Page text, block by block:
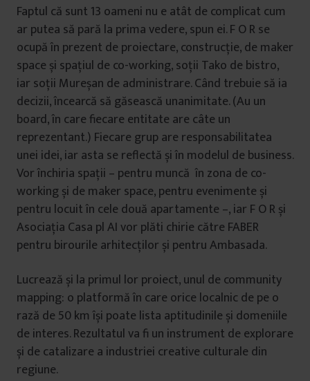
Faptul că sunt 13 oameni nu e atât de complicat cum
ar putea să pară la prima vedere, spun ei. F O R se
ocupă în prezent de proiectare, construcție, de maker
space și spațiul de co-working, soții Tako de bistro,
iar soții Mureșan de administrare. Când trebuie să ia
decizii, încearcă să găsească unanimitate. (Au un
board, în care fiecare entitate are câte un
reprezentant.) Fiecare grup are responsabilitatea
unei idei, iar asta se reflectă și în modelul de business.
Vor închiria spații – pentru muncă în zona de co-
working și de maker space, pentru evenimente și
pentru locuit în cele două apartamente –, iar F O R și
Asociația Casa pl AI vor plăti chirie către FABER
pentru birourile arhitecților și pentru Ambasada.
Lucrează și la primul lor proiect, unul de community
mapping: o platformă în care orice localnic de pe o
rază de 50 km își poate lista aptitudinile și domeniile
de interes. Rezultatul va fi un instrument de explorare
și de catalizare a industriei creative culturale din
regiune.